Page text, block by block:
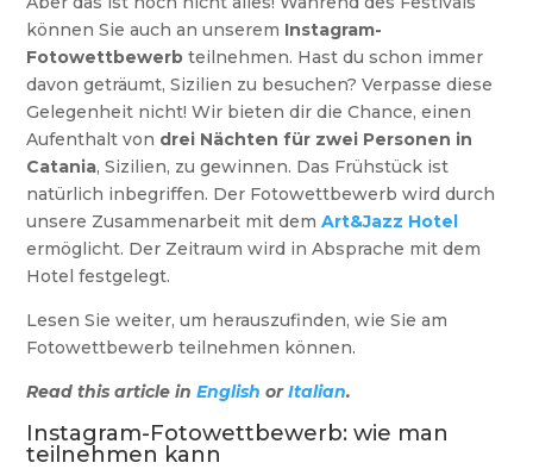
können Sie auch an unserem Instagram-
Fotowettbewerb teilnehmen. Hast du schon immer
davon geträumt, Sizilien zu besuchen? Verpasse diese
Gelegenheit nicht! Wir bieten dir die Chance, einen
Aufenthalt von drei Nächten für zwei Personen in
Catania, Sizilien, zu gewinnen. Das Frühstück ist
natürlich inbegriffen. Der Fotowettbewerb wird durch
unsere Zusammenarbeit mit demArt&Jazz Hotel
ermöglicht. Der Zeitraum wird in Absprache mit dem
Hotel festgelegt.
Lesen Sie weiter, um herauszufinden, wie Sie am
Fotowettbewerb teilnehmen können.
Read this article inEnglish orItalian.
Instagram-Fotowettbewerb: wie man
teilnehmen kann